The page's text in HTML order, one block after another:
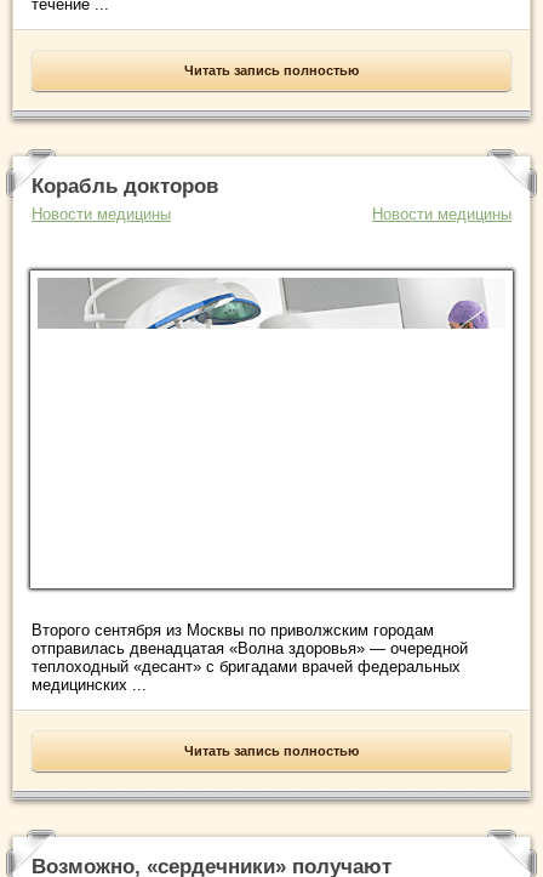
течение ...
Читать запись полностью
Корабль докторов
Новости медицины Новости медицины
Второго сентября из Москвы по приволжским городам
отправилась двенадцатая «Волна здоровья» — очередной
теплоходный «десант» с бригадами врачей федеральных
медицинских ...
Читать запись полностью
Возможно, «сердечники» получают